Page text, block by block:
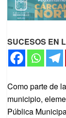
SUCESOS EN
Como parte de
municipio,
Pública